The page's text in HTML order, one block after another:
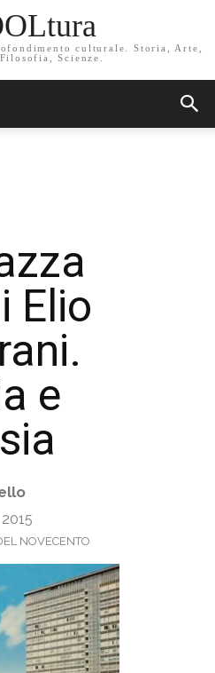
culturale. Storia, Arte,
Scienze.
Elio
e
NOVECENTO